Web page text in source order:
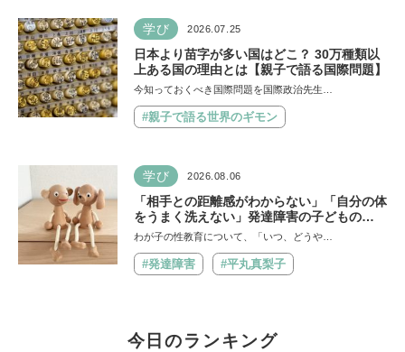
学び 2026.07.25
日本より苗字が多い国はどこ？ 30万種類以
上ある国の理由とは【親子で語る国際問題】
今知っておくべき国際問題を国際政治先生…
#親子で語る世界のギモン
学び 2026.08.06
「相手との距離感がわからない」「自分の体
をうまく洗えない」発達障害の子どもの
「性」に関する困りごと・性教育のポイント
聞いた】
わが子の性教育について、「いつ、どうや…
#発達障害 #平丸真梨子
今日のランキング